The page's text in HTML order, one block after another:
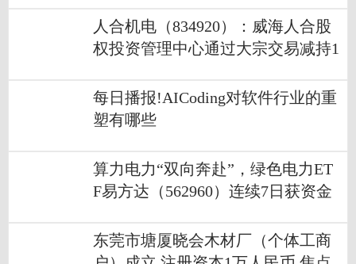
人合机电（834920）：威海人合股
权投资管理中心通过大宗交易减持1
每日播报!AICoding对软件行业的重
塑有哪些
算力电力“双向奔赴”，绿色电力ET
F易方达（562960）连续7日获资金
东莞市塘厦晓会木材厂（个体工商